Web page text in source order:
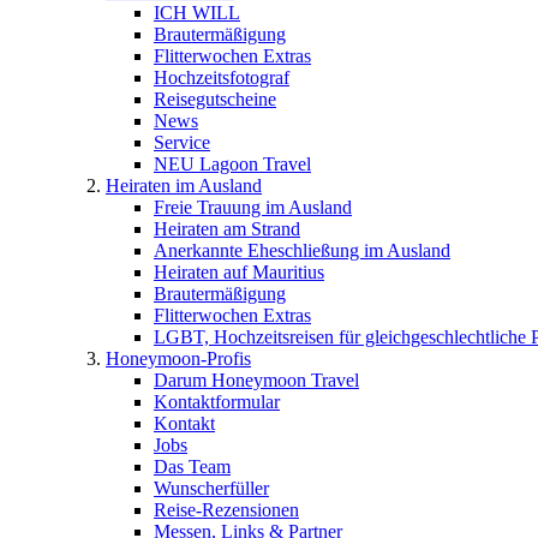
ICH WILL
Brautermäßigung
Flitterwochen Extras
Hochzeitsfotograf
Reisegutscheine
News
Service
NEU Lagoon Travel
Heiraten im Ausland
Freie Trauung im Ausland
Heiraten am Strand
Anerkannte Eheschließung im Ausland
Heiraten auf Mauritius
Brautermäßigung
Flitterwochen Extras
LGBT, Hochzeitsreisen für gleichgeschlechtliche
Honeymoon-Profis
Darum Honeymoon Travel
Kontaktformular
Kontakt
Jobs
Das Team
Wunscherfüller
Reise-Rezensionen
Messen, Links & Partner